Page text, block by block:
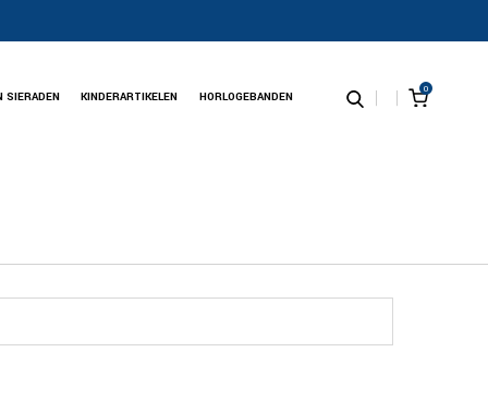
0
SIERADEN KINDERARTIKELEN HORLOGEBANDEN